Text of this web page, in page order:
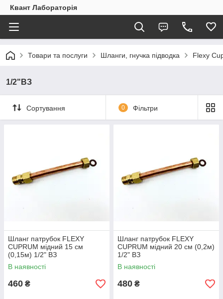
Квант Лабораторія
Товари та послуги Шланги, гнучка підводка Flexy
1/2"ВЗ
Сортування 0 Фільтри
Шланг патрубок FLEXY
CUPRUM мідний 15 см
(0,15м) 1/2" ВЗ
В наявності
460 ₴
Шланг патрубок FLEXY
CUPRUM мідний 20 см (0,2м)
1/2" ВЗ
В наявності
480 ₴